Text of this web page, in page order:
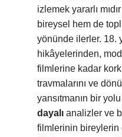
izlemek yararlı
bireysel hem de
yönünde ilerler. 18.
hikâyelerinden,
filmlerine kadar
travmalarını ve
yansıtmanın bir
dayalı analizler ve
filmlerinin bireylerin